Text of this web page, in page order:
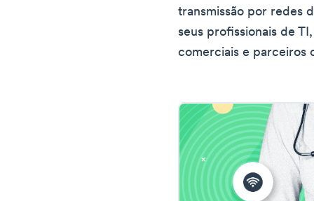
transmissão por redes
seus profissionais de
comerciais e parceiros